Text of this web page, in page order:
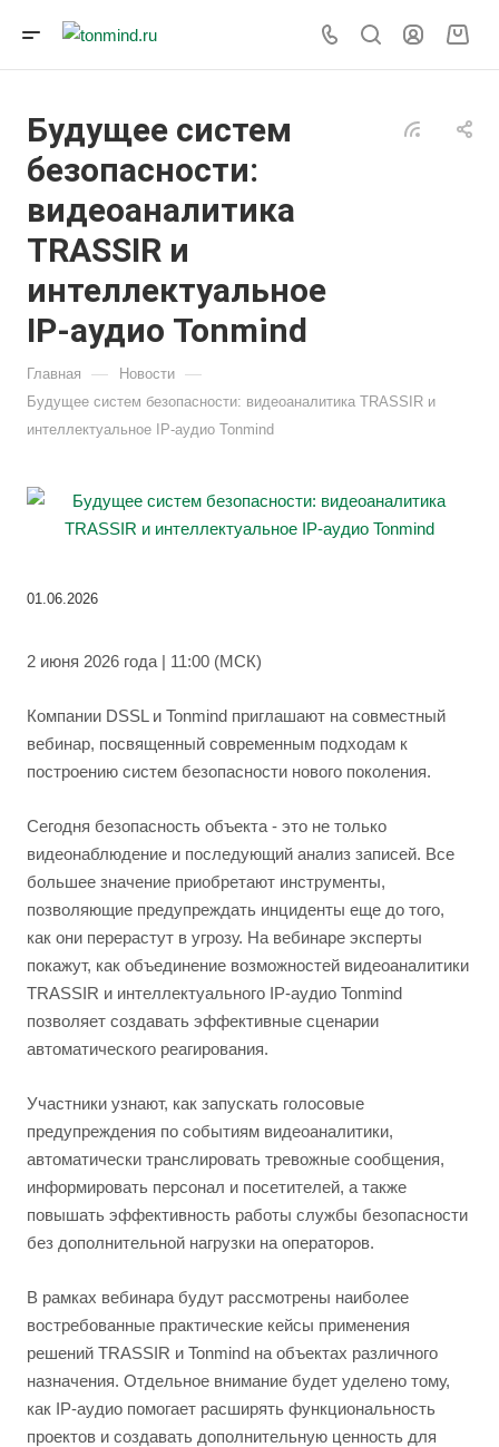
Будущее систем
безопасности:
видеоаналитика
TRASSIR и
интеллектуальное
IP-аудио Tonmind
Главная — Новости —
Будущее систем безопасности: видеоаналитика TRASSIR и
интеллектуальное IP-аудио Tonmind
01.06.2026
2 июня 2026 года | 11:00 (МСК)
Компании DSSL и Tonmind приглашают на совместный
вебинар, посвященный современным подходам к
построению систем безопасности нового поколения.
Сегодня безопасность объекта - это не только
видеонаблюдение и последующий анализ записей. Все
большее значение приобретают инструменты,
позволяющие предупреждать инциденты еще до того,
как они перерастут в угрозу. На вебинаре эксперты
покажут, как объединение возможностей видеоаналитики
TRASSIR и интеллектуального IP-аудио Tonmind
позволяет создавать эффективные сценарии
автоматического реагирования.
Участники узнают, как запускать голосовые
предупреждения по событиям видеоаналитики,
автоматически транслировать тревожные сообщения,
информировать персонал и посетителей, а также
повышать эффективность работы службы безопасности
без дополнительной нагрузки на операторов.
В рамках вебинара будут рассмотрены наиболее
востребованные практические кейсы применения
решений TRASSIR и Tonmind на объектах различного
назначения. Отдельное внимание будет уделено тому,
как IP-аудио помогает расширять функциональность
проектов и создавать дополнительную ценность для